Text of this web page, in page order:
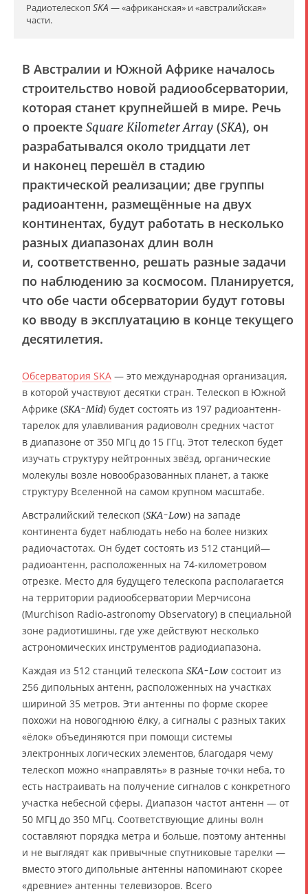
Радиотелескоп SKA — «африканская» и «австралийская»
части.
В Австралии и Южной Африке началось
строительство новой радиообсерватории,
которая станет крупнейшей в мире. Речь
о проекте Square Kilometer Array (SKA), он
разрабатывался около тридцати лет
и наконец перешёл в стадию
практической реализации; две группы
радиоантенн, размещённые на двух
континентах, будут работать в несколько
разных диапазонах длин волн
и, соответственно, решать разные задачи
по наблюдению за космосом. Планируется,
что обе части обсерватории будут готовы
ко вводу в эксплуатацию в конце текущего
десятилетия.
Обсерватория SKA — это международная организация,
в которой участвуют десятки стран. Телескоп в Южной
Африке (SKA-Mid) будет состоять из 197 радиоантенн-
тарелок для улавливания радиоволн средних частот
в диапазоне от 350 МГц до 15 ГГц. Этот телескоп будет
изучать структуру нейтронных звёзд, органические
молекулы возле новообразованных планет, а также
структуру Вселенной на самом крупном масштабе.
Австралийский телескоп (SKA-Low) на западе
континента будет наблюдать небо на более низких
радиочастотах. Он будет состоять из 512 станций—
радиоантенн, расположенных на 74-километровом
отрезке. Место для будущего телескопа располагается
на территории радиообсерватории Мерчисона
(Murchison Radio-astronomy Observatory) в специальной
зоне радиотишины, где уже действуют несколько
астрономических инструментов радиодиапазона.
Каждая из 512 станций телескопа SKA-Low состоит из
256 дипольных антенн, расположенных на участках
шириной 35 метров. Эти антенны по форме скорее
похожи на новогоднюю ёлку, а сигналы с разных таких
«ёлок» объединяются при помощи системы
электронных логических элементов, благодаря чему
телескоп можно «направлять» в разные точки неба, то
есть настраивать на получение сигналов с конкретного
участка небесной сферы. Диапазон частот антенн — от
50 МГЦ до 350 МГц. Соответствующие длины волн
составляют порядка метра и больше, поэтому антенны
и не выглядят как привычные спутниковые тарелки —
вместо этого дипольные антенны напоминают скорее
«древние» антенны телевизоров. Всего